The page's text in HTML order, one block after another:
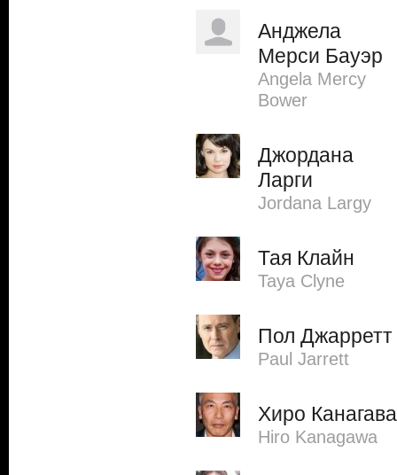
Анджела
Мерси Бауэр
Angela Mercy
Bower
Джордана
Ларги
Jordana Largy
Тая Клайн
Taya Clyne
Пол Джарретт
Paul Jarrett
Хиро Канагава
Hiro Kanagawa